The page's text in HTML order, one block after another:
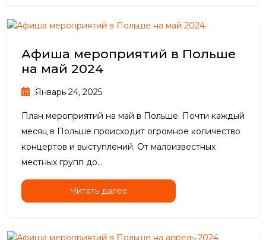
Афиша мероприятий в Польше
на май 2024
Январь 24, 2025
План мероприятий на май в Польше. Почти каждый
месяц в Польше происходит огромное количество
концертов и выступлений. От малоизвестных
местных групп до...
Читать далее